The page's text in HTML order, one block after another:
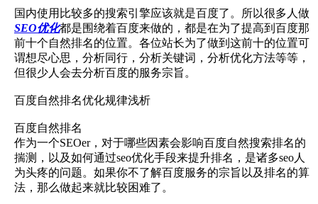
国内使用比较多的搜索引擎应该就是百度了。所以很多人做
SEO优化都是围绕着百度来做的，都是在为了提高到百度那
前十个自然排名的位置。各位站长为了做到这前十的位置可
谓想尽心思，分析同行，分析关键词，分析优化方法等等，
但很少人会去分析百度的服务宗旨。
百度自然排名优化规律浅析
百度自然排名
作为一个SEOer，对于哪些因素会影响百度自然搜索排名的
揣测，以及如何通过seo优化手段来提升排名，是诸多seo人
为头疼的问题。如果你不了解百度服务的宗旨以及排名的算
法，那么做起来就比较困难了。